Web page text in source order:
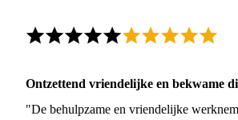
Ontzettend vriendelijke en bekwame
"De behulpzame en vriendelijke